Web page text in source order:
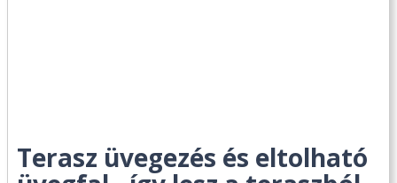
Terasz üvegezés és eltolható